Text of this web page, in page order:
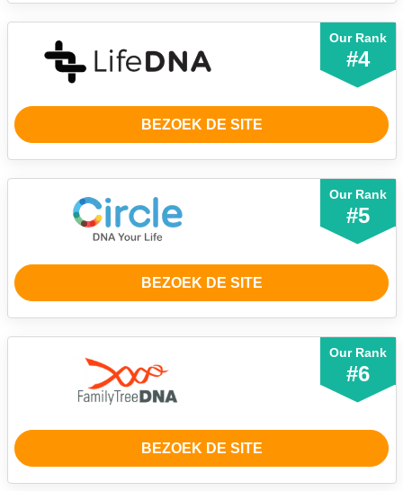
Our Rank
#4
BEZOEK DE SITE
Our Rank
#5
BEZOEK DE SITE
Our Rank
#6
BEZOEK DE SITE